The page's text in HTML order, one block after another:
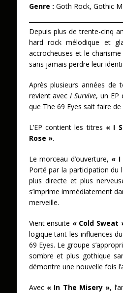
Genre : Goth Rock, Gothic
Depuis plus de trente-cinq
hard rock mélodique et
accrocheuses et le
sans jamais perdre leur
Après plusieurs années de
revient avecI Survive, un EP
que The 69 Eyes sait faire
L’EP contient les titres « I
Rose ».
Le morceau d’ouverture, « I
Porté par la participation du
plus directe et plus
s’imprime immédiatement
merveille.
Vient ensuite « Cold Sweat
logique tant les influences
69 Eyes. Le groupe
sombre et plus gothique
démontre une nouvelle fois
Avec « In The Misery »,